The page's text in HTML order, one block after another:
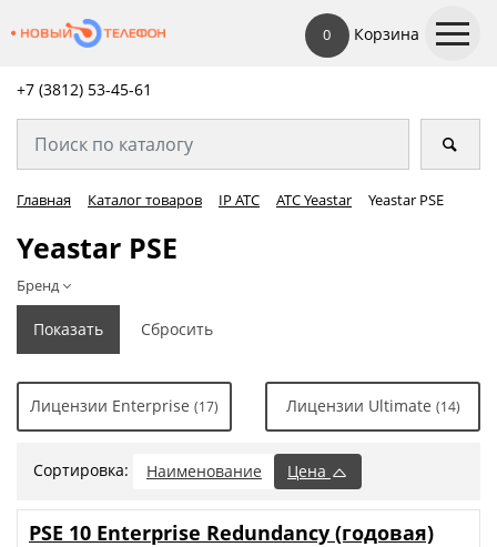
0 Корзина
+7 (3812) 53-45-61
Главная Каталог товаров IP АТС АТС Yeastar Yeastar PSE
Yeastar PSE
Бренд
Лицензии Enterprise (17) Лицензии Ultimate (14)
Сортировка: Наименование Цена
PSE 10 Enterprise Redundancy (годовая)